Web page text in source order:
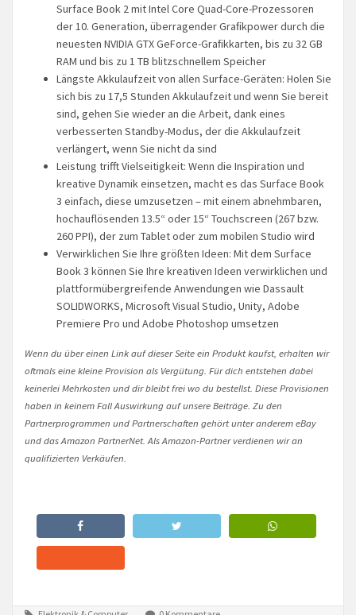
Surface Book 2 mit Intel Core Quad-Core-Prozessoren
der 10. Generation, überragender Graﬁkpower durch die
neuesten NVIDIA GTX GeForce-Graﬁkkarten, bis zu 32 GB
RAM und bis zu 1 TB blitzschnellem Speicher
Längste Akkulaufzeit von allen Surface-Geräten: Holen Sie
sich bis zu 17,5 Stunden Akkulaufzeit und wenn Sie bereit
sind, gehen Sie wieder an die Arbeit, dank eines
verbesserten Standby-Modus, der die Akkulaufzeit
verlängert, wenn Sie nicht da sind
Leistung trifft Vielseitigkeit: Wenn die Inspiration und
kreative Dynamik einsetzen, macht es das Surface Book
3 einfach, diese umzusetzen – mit einem abnehmbaren,
hochauflösenden 13.5“ oder 15“ Touchscreen (267 bzw.
260 PPI), der zum Tablet oder zum mobilen Studio wird
Verwirklichen Sie Ihre größten Ideen: Mit dem Surface
Book 3 können Sie Ihre kreativen Ideen verwirklichen und
plattformübergreifende Anwendungen wie Dassault
SOLIDWORKS, Microsoft Visual Studio, Unity, Adobe
Premiere Pro und Adobe Photoshop umsetzen
Wenn du über einen Link auf dieser Seite ein Produkt kaufst, erhalten wir
oftmals eine kleine Provision als Vergütung. Für dich entstehen dabei
keinerlei Mehrkosten und dir bleibt frei wo du bestellst. Diese Provisionen
haben in keinem Fall Auswirkung auf unsere Beiträge. Zu den
Partnerprogrammen und Partnerschaften gehört unter anderem eBay
und das Amazon PartnerNet. Als Amazon-Partner verdienen wir an
qualifizierten Verkäufen.